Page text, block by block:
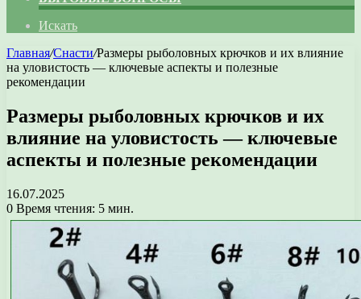
Искать
Главная/Снасти/Размеры рыболовных крючков и их влияние
на уловистость — ключевые аспекты и полезные
рекомендации
Размеры рыболовных крючков и их
влияние на уловистость — ключевые
аспекты и полезные рекомендации
16.07.2025
0 Время чтения: 5 мин.